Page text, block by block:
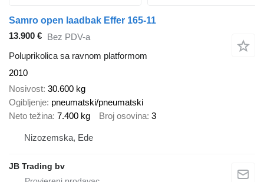
Samro open laadbak Effer 165-11
13.900 € Bez PDV-a
Poluprikolica sa ravnom platformom
2010
Nosivost 30.600 kg
Ogibljenje pneumatski/pneumatski
Neto težina 7.400 kg Broj osovina 3
Nizozemska, Ede
JB Trading bv